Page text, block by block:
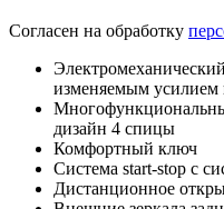
Согласен на обработку
изменяемым усилием
дизайн 4 спицы
Комфортный ключ
Система start-stop с
Дистанционное